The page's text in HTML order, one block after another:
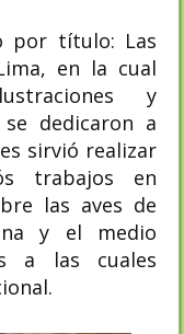
por título: Las
en la cual
y
dedicaron a
sirvió realizar
trabajos en
las aves de
y el medio
a las cuales